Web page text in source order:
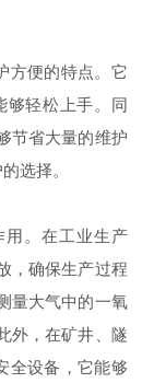
方便的特点。它
够轻松上手。同
节省大量的维护
选择。
用。在工业生产
，确保生产过程
量大气中的一氧
外，在矿井、隧
全设备，它能够